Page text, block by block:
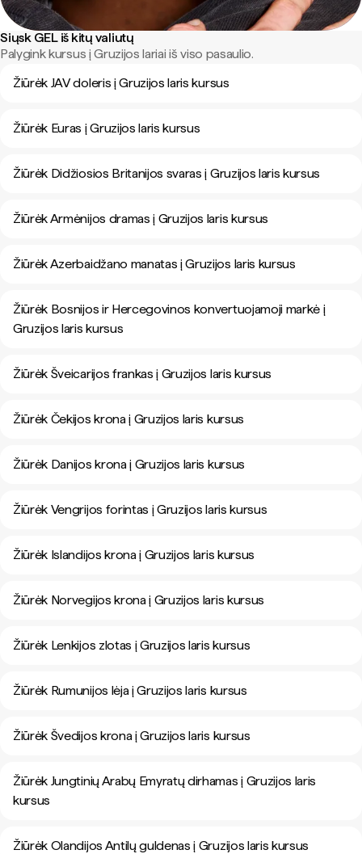
Siųsk GEL iš kitų valiutų
Palygink kursus į Gruzijos lariai iš viso pasaulio.
Žiūrėk JAV doleris į Gruzijos laris kursus
Žiūrėk Euras į Gruzijos laris kursus
Žiūrėk Didžiosios Britanijos svaras į Gruzijos laris kursus
Žiūrėk Armėnijos dramas į Gruzijos laris kursus
Žiūrėk Azerbaidžano manatas į Gruzijos laris kursus
Žiūrėk Bosnijos ir Hercegovinos konvertuojamoji markė į
Gruzijos laris kursus
Žiūrėk Šveicarijos frankas į Gruzijos laris kursus
Žiūrėk Čekijos krona į Gruzijos laris kursus
Žiūrėk Danijos krona į Gruzijos laris kursus
Žiūrėk Vengrijos forintas į Gruzijos laris kursus
Žiūrėk Islandijos krona į Gruzijos laris kursus
Žiūrėk Norvegijos krona į Gruzijos laris kursus
Žiūrėk Lenkijos zlotas į Gruzijos laris kursus
Žiūrėk Rumunijos lėja į Gruzijos laris kursus
Žiūrėk Švedijos krona į Gruzijos laris kursus
Žiūrėk Jungtinių Arabų Emyratų dirhamas į Gruzijos laris
kursus
Žiūrėk Olandijos Antilų guldenas į Gruzijos laris kursus